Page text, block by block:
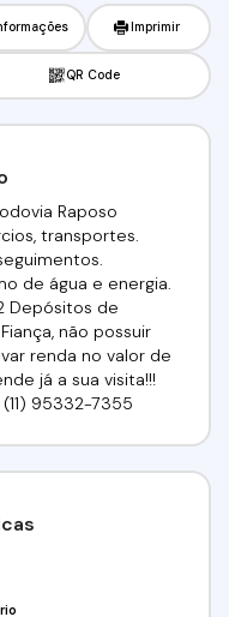
Imprimir
QR Code
Raposo
transportes.
de água e energia.
Depósitos de
não possuir
renda no valor de
já a sua visita!!!
(11) 95332-7355